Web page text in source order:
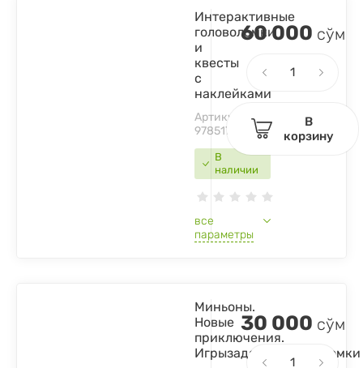
В
наличии
Интерактивные
головоломки
и
квесты
с
наклейками
Артикул:
9785171453671
все
параметры
60 000 сўм
В
корзину
Миньоны.
Новые
приключения.
Игрызаданияголоволомки
30 000 сўм